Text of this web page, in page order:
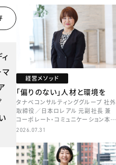
経営メソッド
「偏りのない」人材と環境を
タナベコンサルティンググループ 社外
取締役／日本ロレアル 元副社長 兼
コーポレート・コミュニケーション本部
本部長／キャリアコンサルタント 井村
2026.07.31